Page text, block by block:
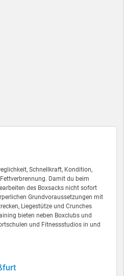
Schnellkraft, Kondition,
Damit du beim
des Boxsacks nicht sofort
Grundvoraussetzungen mit
Liegestütze und Crunches
bieten neben Boxclubs und
und Fitnessstudios in und